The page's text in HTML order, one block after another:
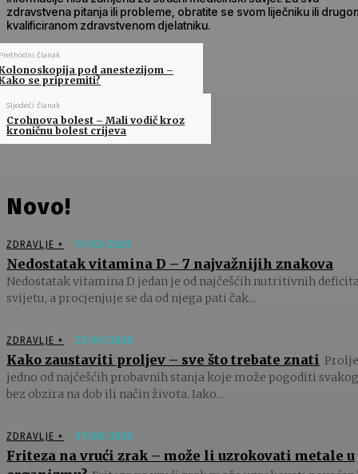
zdravstvena pitanja ili probleme, obratite se svom liječniku ili
kvalificiranom zdravstvenom djelatniku.
članak
pod anestezijom –
se pripremiti?
Sljedeći članak
Crohnova bolest – Mali vodič kroz
kroničnu bolest crijeva
Novo!
ZDRAVLJE + 11/03/2026
Nedostatak vitamina D – 7 najvažnijih znakova
Nedostatak vitamina D jedan je od najčešćih nutritivnih
svijetu, a procjenjuje se da od njega pati čak...
ZDRAVLJE + 23/09/2025
Kako zaustaviti proljev – sve što trebate znati
jedno od najčešćih probavnih stanja koje može pogoditi
bez obzira na dob ili način života. Iako...
ZDRAVLJE + 01/08/2025
Friteza na vrući zrak – može li uzrokovati metale u